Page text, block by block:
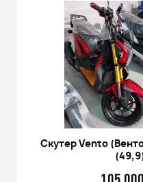
Скутер Vento